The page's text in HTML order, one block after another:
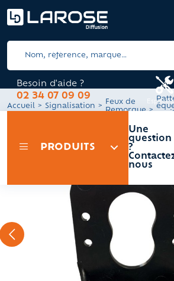
Besoin d'aide ?
02 34 07 09 09
Espace
PRODUITS
Une
question
?
nous
Accueil Signalisation
Feux de
Remorque